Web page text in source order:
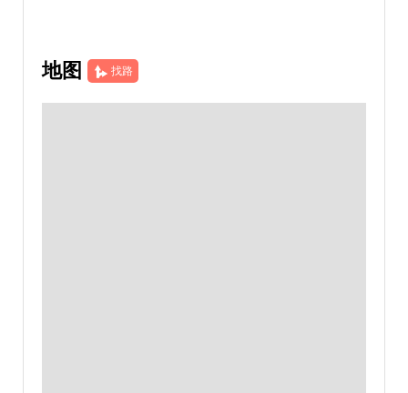
地图 找路